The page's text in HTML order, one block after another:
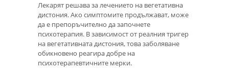
Лекарят решава за лечението на вегетативна
дистония. Ако симптомите продължават, може
да е препоръчително да започнете
психотерапия. В зависимост от реалния тригер
на вегетативната дистония, това заболяване
обикновено реагира добре на
психотерапевтичните мерки.